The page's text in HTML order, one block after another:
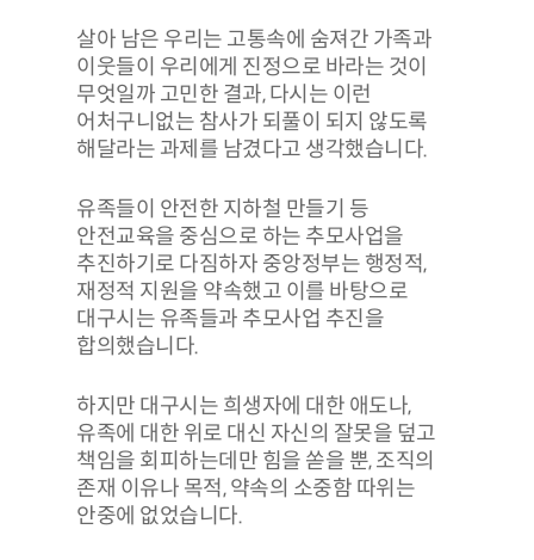
살아 남은 우리는 고통속에 숨져간 가족과
이웃들이 우리에게 진정으로 바라는 것이
무엇일까 고민한 결과, 다시는 이런
어처구니없는 참사가 되풀이 되지 않도록
해달라는 과제를 남겼다고 생각했습니다.
유족들이 안전한 지하철 만들기 등
안전교육을 중심으로 하는 추모사업을
추진하기로 다짐하자 중앙정부는 행정적,
재정적 지원을 약속했고 이를 바탕으로
대구시는 유족들과 추모사업 추진을
합의했습니다.
하지만 대구시는 희생자에 대한 애도나,
유족에 대한 위로 대신 자신의 잘못을 덮고
책임을 회피하는데만 힘을 쏟을 뿐, 조직의
존재 이유나 목적, 약속의 소중함 따위는
안중에 없었습니다.